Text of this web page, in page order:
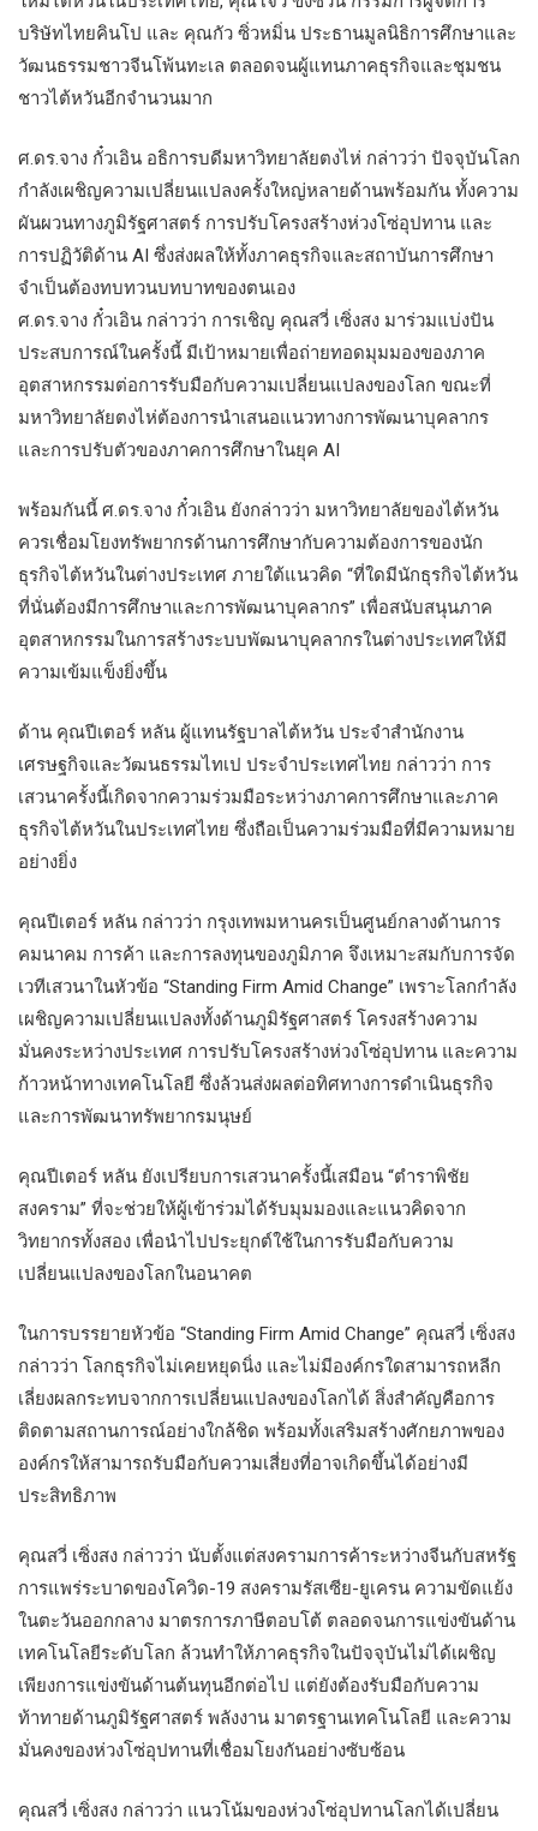
บริษัทไทยคินโป และ คุณกัว ซิ่วหมิ่น ประธานมูลนิธิการศึกษาและ
วัฒนธรรมชาวจีนโพ้นทะเล ตลอดจนผู้แทนภาคธุรกิจและชุมชน
ชาวไต้หวันอีกจำนวนมาก
ศ.ดร.จาง กั๋วเอิน อธิการบดีมหาวิทยาลัยตงไห่ กล่าวว่า ปัจจุบันโลก
กำลังเผชิญความเปลี่ยนแปลงครั้งใหญ่หลายด้านพร้อมกัน ทั้งความ
ผันผวนทางภูมิรัฐศาสตร์ การปรับโครงสร้างห่วงโซ่อุปทาน และ
การปฏิวัติด้าน AI ซึ่งส่งผลให้ทั้งภาคธุรกิจและสถาบันการศึกษา
จำเป็นต้องทบทวนบทบาทของตนเอง
ศ.ดร.จาง กั๋วเอิน กล่าวว่า การเชิญ คุณสวี่ เซิ่งสง มาร่วมแบ่งปัน
ประสบการณ์ในครั้งนี้ มีเป้าหมายเพื่อถ่ายทอดมุมมองของภาค
อุตสาหกรรมต่อการรับมือกับความเปลี่ยนแปลงของโลก ขณะที่
มหาวิทยาลัยตงไห่ต้องการนำเสนอแนวทางการพัฒนาบุคลากร
และการปรับตัวของภาคการศึกษาในยุค AI
พร้อมกันนี้ ศ.ดร.จาง กั๋วเอิน ยังกล่าวว่า มหาวิทยาลัยของไต้หวัน
ควรเชื่อมโยงทรัพยากรด้านการศึกษากับความต้องการของนัก
ธุรกิจไต้หวันในต่างประเทศ ภายใต้แนวคิด “ที่ใดมีนักธุรกิจไต้หวัน
ที่นั่นต้องมีการศึกษาและการพัฒนาบุคลากร” เพื่อสนับสนุนภาค
อุตสาหกรรมในการสร้างระบบพัฒนาบุคลากรในต่างประเทศให้มี
ความเข้มแข็งยิ่งขึ้น
ด้าน คุณปีเตอร์ หลัน ผู้แทนรัฐบาลไต้หวัน ประจำสำนักงาน
เศรษฐกิจและวัฒนธรรมไทเป ประจำประเทศไทย กล่าวว่า การ
เสวนาครั้งนี้เกิดจากความร่วมมือระหว่างภาคการศึกษาและภาค
ธุรกิจไต้หวันในประเทศไทย ซึ่งถือเป็นความร่วมมือที่มีความหมาย
อย่างยิ่ง
คุณปีเตอร์ หลัน กล่าวว่า กรุงเทพมหานครเป็นศูนย์กลางด้านการ
คมนาคม การค้า และการลงทุนของภูมิภาค จึงเหมาะสมกับการจัด
เวทีเสวนาในหัวข้อ “Standing Firm Amid Change” เพราะโลกกำลัง
เผชิญความเปลี่ยนแปลงทั้งด้านภูมิรัฐศาสตร์ โครงสร้างความ
มั่นคงระหว่างประเทศ การปรับโครงสร้างห่วงโซ่อุปทาน และความ
ก้าวหน้าทางเทคโนโลยี ซึ่งล้วนส่งผลต่อทิศทางการดำเนินธุรกิจ
และการพัฒนาทรัพยากรมนุษย์
คุณปีเตอร์ หลัน ยังเปรียบการเสวนาครั้งนี้เสมือน “ตำราพิชัย
สงคราม” ที่จะช่วยให้ผู้เข้าร่วมได้รับมุมมองและแนวคิดจาก
วิทยากรทั้งสอง เพื่อนำไปประยุกต์ใช้ในการรับมือกับความ
เปลี่ยนแปลงของโลกในอนาคต
ในการบรรยายหัวข้อ “Standing Firm Amid Change” คุณสวี่ เซิ่งสง
กล่าวว่า โลกธุรกิจไม่เคยหยุดนิ่ง และไม่มีองค์กรใดสามารถหลีก
เลี่ยงผลกระทบจากการเปลี่ยนแปลงของโลกได้ สิ่งสำคัญคือการ
ติดตามสถานการณ์อย่างใกล้ชิด พร้อมทั้งเสริมสร้างศักยภาพของ
องค์กรให้สามารถรับมือกับความเสี่ยงที่อาจเกิดขึ้นได้อย่างมี
ประสิทธิภาพ
คุณสวี่ เซิ่งสง กล่าวว่า นับตั้งแต่สงครามการค้าระหว่างจีนกับสหรัฐ
การแพร่ระบาดของโควิด-19 สงครามรัสเซีย-ยูเครน ความขัดแย้ง
ในตะวันออกกลาง มาตรการภาษีตอบโต้ ตลอดจนการแข่งขันด้าน
เทคโนโลยีระดับโลก ล้วนทำให้ภาคธุรกิจในปัจจุบันไม่ได้เผชิญ
เพียงการแข่งขันด้านต้นทุนอีกต่อไป แต่ยังต้องรับมือกับความ
ท้าทายด้านภูมิรัฐศาสตร์ พลังงาน มาตรฐานเทคโนโลยี และความ
มั่นคงของห่วงโซ่อุปทานที่เชื่อมโยงกันอย่างซับซ้อน
คุณสวี่ เซิ่งสง กล่าวว่า แนวโน้มของห่วงโซ่อุปทานโลกได้เปลี่ยน